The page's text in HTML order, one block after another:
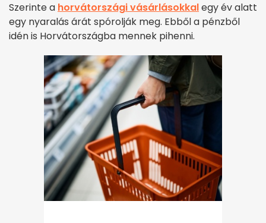
Szerinte a horvátországi vásárlásokkalegy év alatt
egy nyaralás árát spórolják meg. Ebből a pénzből
idén is Horvátországba mennek pihenni.